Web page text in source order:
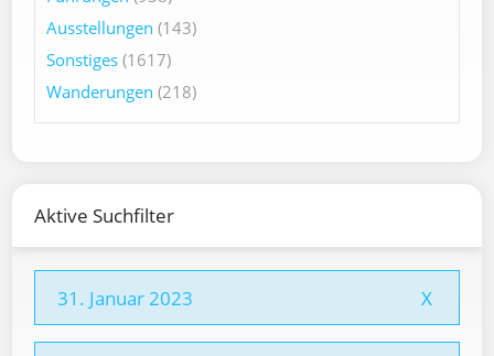
Ausstellungen (143)
Sonstiges (1617)
Wanderungen (218)
Aktive Suchfilter
31. Januar 2023 X